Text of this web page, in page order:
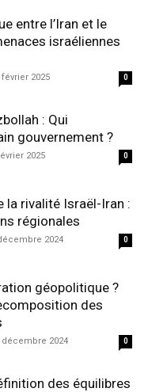
entre l’Iran et le
israéliennes
février 2025 0
: Qui
gouvernement ?
2025 0
la rivalité Israël-Iran :
régionales
2024 0
géopolitique ?
des
décembre 2024 0
des équilibres